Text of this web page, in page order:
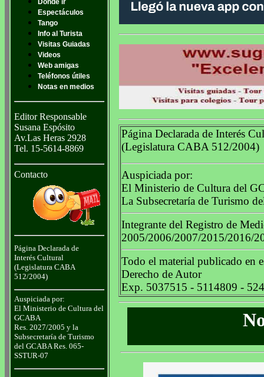
Espectáculos
Tango
Info al Turista
Visitas Guiadas
Videos
Web amigas
Teléfonos útiles
Notas en medios
Editor Responsable
Susana Espósito
Av.Las Heras 2928
Tel. 15-5614-8869
Contacto
Página Declarada de
Interés Cultural
(Legislatura CABA
512/2004)
Auspiciada por:
El Ministerio de Cultura del
GCABA
Res. 2027/2005 y la
Subsecretaría de Turismo
del GCABA Res. 065-
SSTUR-07
Página Declarada de Interés
(Legislatura CABA 512/2004)
Auspiciada por:
El Ministerio de Cultura del
La Subsecretaría de Turismo
Integrante del Registro de
2005/2006/2007/2015/2016/
Todo el material publicado en
Derecho de Autor
Exp. 5037515 - 5114809 -